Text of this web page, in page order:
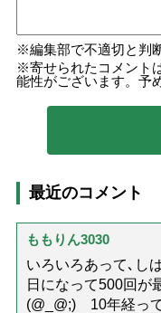
編集部で不適切と判
寄せられたコメント
能性がございます。予
最近のコメント
ももりん3030
いろいろあって､し
日になって500回が
(@_@;) 10年経っ